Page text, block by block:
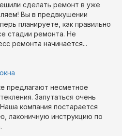
сделать ремонт в уже
Вы в предвкушении
планируете, как правильно
стадии ремонта. Не
ремонта начинается...
предлагают несметное
Запутаться очень
компания постарается
лаконичную инструкцию по